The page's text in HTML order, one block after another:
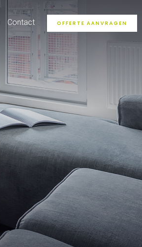
Contact OFFERTE AANVRAGEN